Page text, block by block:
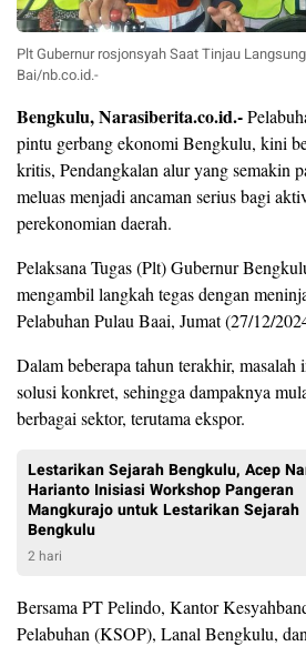
Plt Gubernur rosjonsyah Saat Tinjau
Bai/nb.co.id.-
Bengkulu, Narasiberita.co.id.-
pintu gerbang ekonomi Bengkulu, kini
kritis, Pendangkalan alur yang semakin
meluas menjadi ancaman serius bagi
perekonomian daerah.
Pelaksana Tugas (Plt) Gubernur
mengambil langkah tegas dengan
Pelabuhan Pulau Baai, Jumat (27/12/
Dalam beberapa tahun terakhir, masalah
solusi konkret, sehingga dampaknya
berbagai sektor, terutama ekspor.
Lestarikan Sejarah Bengkulu, Acep
Harianto Inisiasi Workshop Pangeran
Mangkurajo untuk Lestarikan Sejarah
Bengkulu
2 hari
Bersama PT Pelindo, Kantor
Pelabuhan (KSOP), Lanal Bengkulu,